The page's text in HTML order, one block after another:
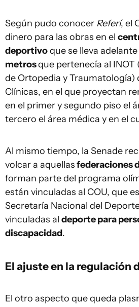
Según pudo conocer Referí, el
dinero para las obras en el
deportivoque se lleva adelante
metrosque pertenecía al
de Ortopedia y Traumatología)
Clínicas, en el que proyectan
en el primer y segundo piso el
tercero el área médica y en el
Al mismo tiempo, la Senade
volcar a aquellasfederaciones
forman parte del programa
están vinculadas al COU, que
Secretaría Nacional del
vinculadas al deporte para
discapacidad.
El ajuste en la regulación
El otro aspecto que queda